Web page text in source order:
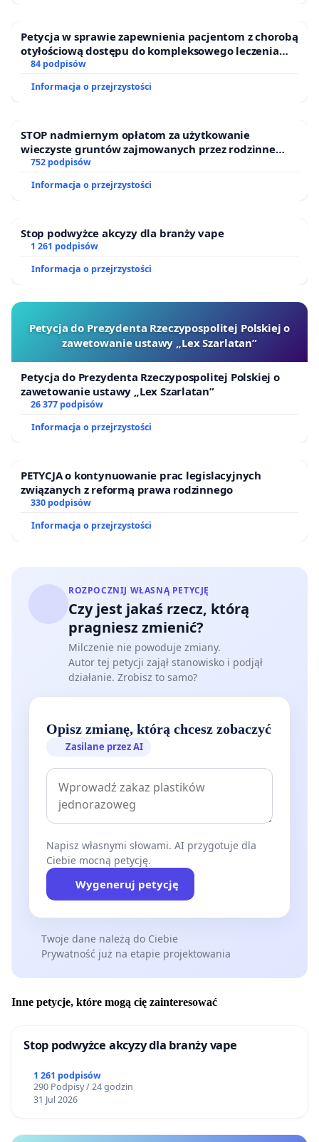
Petycja w sprawie zapewnienia pacjentom z chorobą
otyłościową dostępu do kompleksowego leczenia
oraz programów profilaktycznych.
84 podpisów
Informacja o przejrzystości
STOP nadmiernym opłatom za użytkowanie
wieczyste gruntów zajmowanych przez rodzinne
ogrody działkowe.
752 podpisów
Informacja o przejrzystości
Stop podwyżce akcyzy dla branży vape
1 261 podpisów
Informacja o przejrzystości
Petycja do Prezydenta Rzeczypospolitej Polskiej o
zawetowanie ustawy „Lex Szarlatan”
Petycja do Prezydenta Rzeczypospolitej Polskiej o
zawetowanie ustawy „Lex Szarlatan”
26 377 podpisów
Informacja o przejrzystości
PETYCJA o kontynuowanie prac legislacyjnych
związanych z reformą prawa rodzinnego
330 podpisów
Informacja o przejrzystości
ROZPOCZNIJ WŁASNĄ PETYCJĘ
Czy jest jakaś rzecz, którą
pragniesz zmienić?
Milczenie nie powoduje zmiany.
Autor tej petycji zajął stanowisko i podjął
działanie. Zrobisz to samo?
Opisz zmianę, którą chcesz zobaczyć
Zasilane przez AI
Napisz własnymi słowami. AI przygotuje dla
Ciebie mocną petycję.
Wygeneruj petycję
Twoje dane należą do Ciebie
Prywatność już na etapie projektowania
Inne petycje, które mogą cię zainteresować
Stop podwyżce akcyzy dla branży vape
1 261 podpisów
290 Podpisy / 24 godzin
31 Jul 2026